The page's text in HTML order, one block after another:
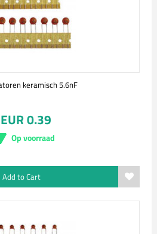
keramisch 5.6nF
EUR 0.39
Op voorraad
Add to Cart